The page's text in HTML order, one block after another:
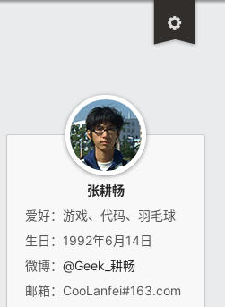
张耕畅
爱好：游戏、代码、羽毛球
生日：1992年6月14日
微博： @Geek_耕畅
邮箱：CooLanfei#163.com